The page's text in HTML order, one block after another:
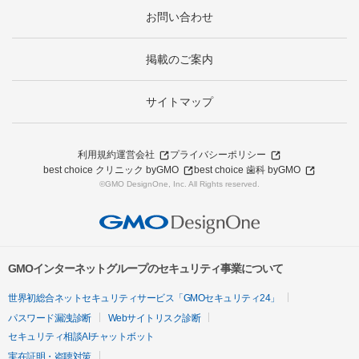
お問い合わせ
掲載のご案内
サイトマップ
利用規約運営会社
プライバシーポリシー
best choice クリニック byGMO
best choice 歯科 byGMO
©GMO DesignOne, Inc. All Rights reserved.
GMOインターネットグループのセキュリティ事業について
世界初総合ネットセキュリティサービス「GMOセキュリティ24」
パスワード漏洩診断
Webサイトリスク診断
セキュリティ相談AIチャットボット
実在証明・盗聴対策